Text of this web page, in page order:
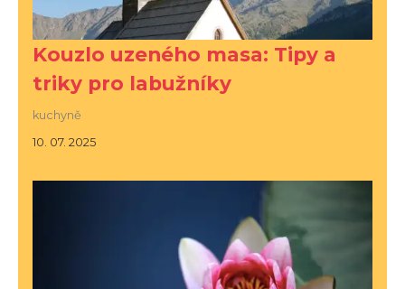
Kouzlo uzeného masa: Tipy a
triky pro labužníky
kuchyně
10. 07. 2025